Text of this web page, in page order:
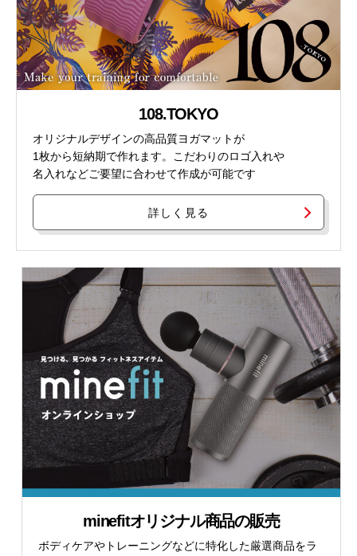
108.TOKYO
オリジナルデザインの高品質ヨガマットが
1枚から短納期で作れます。こだわりのロゴ入れや
名入れなどご要望に合わせて作成が可能です
詳しく見る
minefitオリジナル商品の販売
ボディケアやトレーニングなどに特化した厳選商品をラ